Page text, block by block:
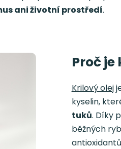
ani životní prostředí.
Proč
Krilový olej
kyselin,
tuků. Díky
běžných